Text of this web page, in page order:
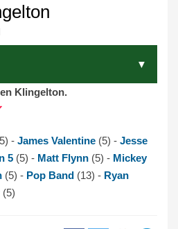
Klingelton.
- James Valentine (5) - Jesse
5 (5) - Matt Flynn (5) - Mickey
(5) - Pop Band (13) - Ryan
(5)